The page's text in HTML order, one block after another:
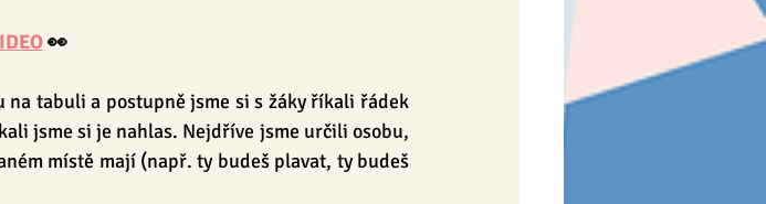
👀
tabuli a postupně jsme si s žáky říkali řádek
jsme si je nahlas. Nejdříve jsme určili osobu,
místě mají (např. ty budeš plavat, ty budeš